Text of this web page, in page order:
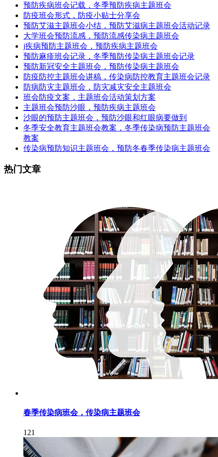
预防疾病班会记载，冬季预防疾病主题班会
防疫班会形式，防疫小贴士分享会
预防艾滋主题班会小结，预防艾滋病主题班会活动记录
大学班会预防流感，预防流感传染病主题班会
j疾病预防主题班会，预防疾病主题班会
预防麻疹班会记录，冬季预防传染病主题班会记录
预防新冠安全主题班会，预防传染病主题班会
防疫防控主题班会讲稿，传染病防控教育主题班会记录
防病防灾主题班会，防灾减灾安全主题班会
班会防疫文案，主题班会活动策划方案
主题班会预防沙眼，预防疾病主题班会
沙眼的预防主题班会，预防沙眼和红眼病要做到
冬季安全教育主题班会教案，冬季传染病预防主题班会
教案
传染病预防知识主题班会，预防冬春季传染病主题班会
热门文章
春季传染病班会，传染病主题班会
121